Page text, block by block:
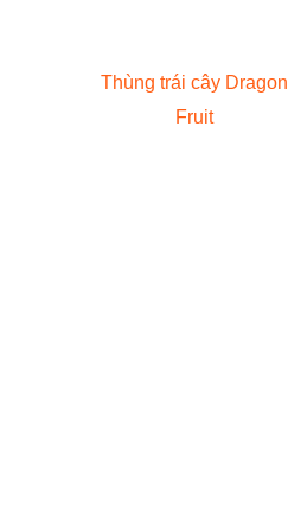
Thùng trái cây Dragon
Fruit